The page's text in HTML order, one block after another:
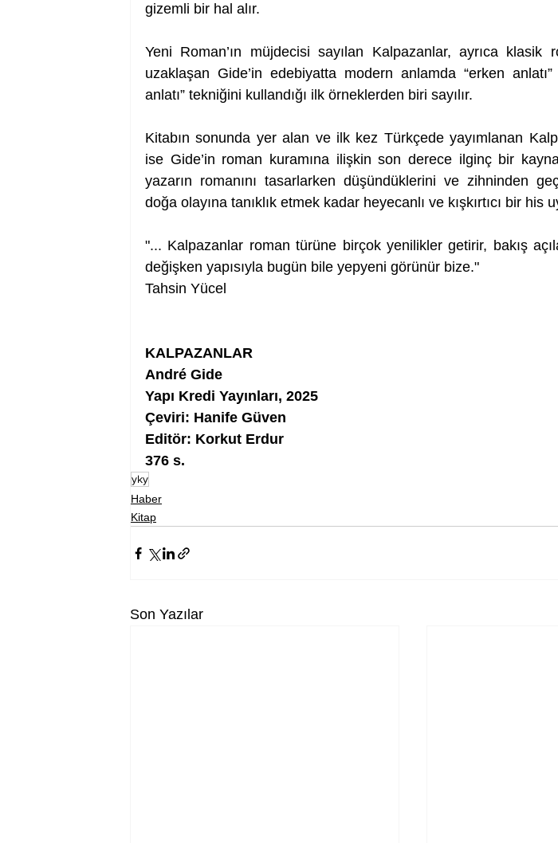
gizemli bir hal alır.
Yeni Roman’ın müjdecisi sayılan Kalpazanlar, ayrıca klasik
uzaklaşan Gide’in edebiyatta modern anlamda “erken anlatı”
anlatı” tekniğini kullandığı ilk örneklerden biri sayılır.
Kitabın sonunda yer alan ve ilk kez Türkçede yayımlanan
ise Gide’in roman kuramına ilişkin son derece ilginç bir
yazarın romanını tasarlarken düşündüklerini ve zihninden
doğa olayına tanıklık etmek kadar heyecanlı ve kışkırtıcı bir his
"... Kalpazanlar roman türüne birçok yenilikler getirir, bakış
değişken yapısıyla bugün bile yepyeni görünür bize."
Tahsin Yücel
KALPAZANLAR
André Gide
Yapı Kredi Yayınları, 2025
Çeviri: Hanife Güven
Editör: Korkut Erdur
376 s.
yky
Haber
Kitap
Son Yazılar